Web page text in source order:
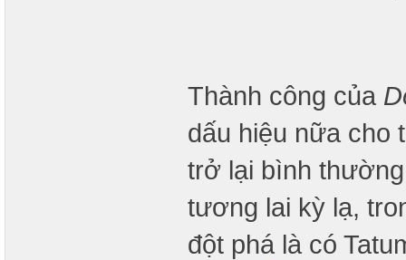
Thành công của
dấu hiệu nữa cho
trở lại bình
tương lai kỳ lạ,
đột phá là có